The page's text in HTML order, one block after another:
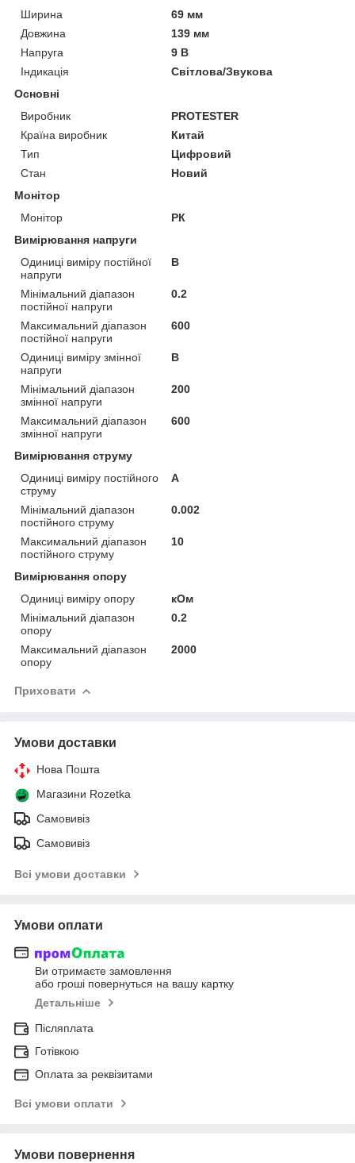
Ширина
69 мм
Довжина
139 мм
Напруга
9 В
Індикація
Світлова/Звукова
Основні
Виробник
PROTESTER
Країна виробник
Китай
Тип
Цифровий
Стан
Новий
Монітор
Монітор
РК
Вимірювання напруги
Одиниці виміру постійної
напруги
В
Мінімальний діапазон
постійної напруги
0.2
Максимальний діапазон
постійної напруги
600
Одиниці виміру змінної
напруги
В
Мінімальний діапазон
змінної напруги
200
Максимальний діапазон
змінної напруги
600
Вимірювання струму
Одиниці виміру постійного
струму
А
Мінімальний діапазон
постійного струму
0.002
Максимальний діапазон
постійного струму
10
Вимірювання опору
Одиниці виміру опору
кОм
Мінімальний діапазон
опору
0.2
Максимальний діапазон
опору
2000
Приховати
Умови доставки
Нова Пошта
Магазини Rozetka
Самовивіз
Самовивіз
Всі умови доставки
Умови оплати
Ви отримаєте замовлення
або гроші повернуться на вашу картку
Детальніше
Післяплата
Готівкою
Оплата за реквізитами
Всі умови оплати
Умови повернення